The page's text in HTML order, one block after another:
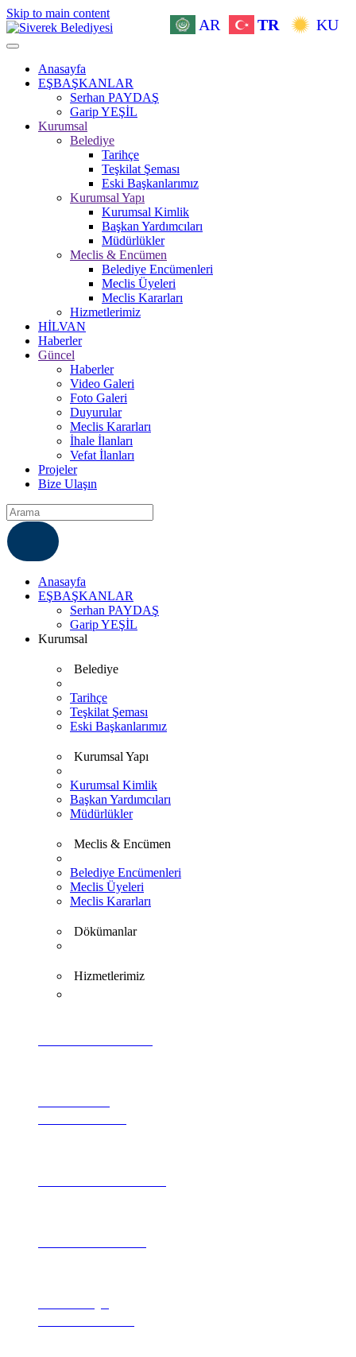
Skip to main content
Anasayfa
EŞBAŞKANLAR
Serhan PAYDAŞ
Garip YEŞİL
Kurumsal
Belediye
Tarihçe
Teşkilat Şeması
Eski Başkanlarımız
Kurumsal Yapı
Kurumsal Kimlik
Başkan Yardımcıları
Müdürlükler
Meclis & Encümen
Belediye Encümenleri
Meclis Üyeleri
Meclis Kararları
Hizmetlerimiz
HİLVAN
Haberler
Güncel
Haberler
Video Galeri
Foto Galeri
Duyurular
Meclis Kararları
İhale İlanları
Vefat İlanları
Projeler
Bize Ulaşın
AR TR KU
Anasayfa
EŞBAŞKANLAR
Serhan PAYDAŞ
Garip YEŞİL
Kurumsal
Belediye
Tarihçe
Teşkilat Şeması
Eski Başkanlarımız
Kurumsal Yapı
Kurumsal Kimlik
Başkan Yardımcıları
Müdürlükler
Meclis & Encümen
Belediye Encümenleri
Meclis Üyeleri
Meclis Kararları
Dökümanlar
Hizmetlerimiz